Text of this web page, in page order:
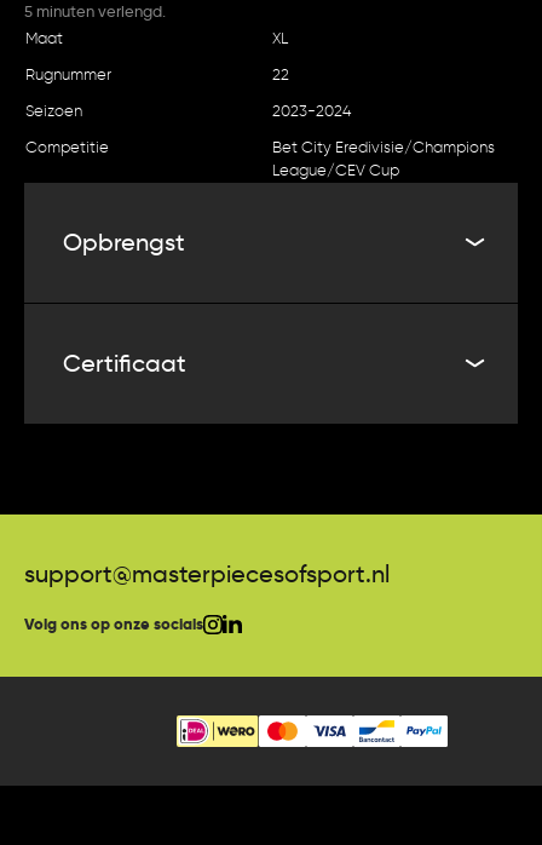
5 minuten verlengd.
Maat
XL
Rugnummer
22
Seizoen
2023-2024
Competitie
Bet City Eredivisie/Champions
League/CEV Cup
Opbrengst
worden gebruikt voor verschillende projecten.
Certificaat
support@masterpiecesofsport.nl
Volg ons op onze socials